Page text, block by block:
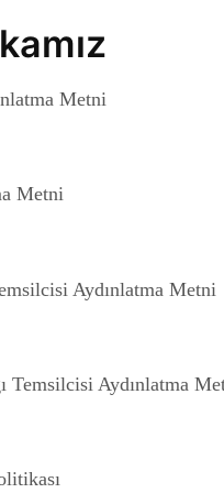
Metni
Metni
Aydınlatma Metni
Temsilcisi Aydınlatma